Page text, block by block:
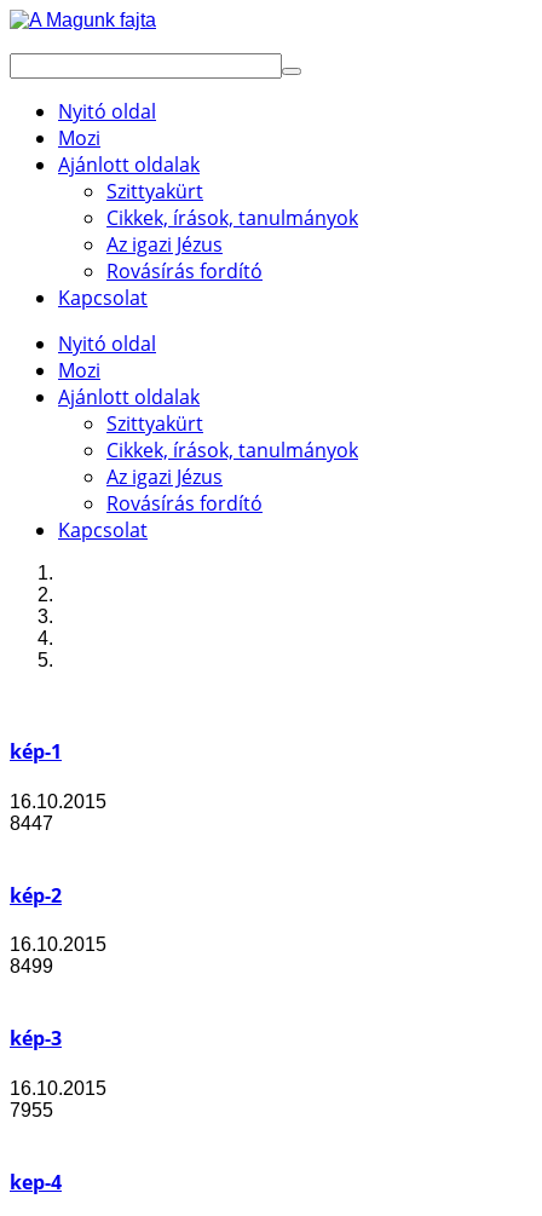
Nyitó oldal
Mozi
Ajánlott oldalak
Szittyakürt
Cikkek, írások, tanulmányok
Az igazi Jézus
Rovásírás fordító
Kapcsolat
Nyitó oldal
Mozi
Ajánlott oldalak
Szittyakürt
Cikkek, írások, tanulmányok
Az igazi Jézus
Rovásírás fordító
Kapcsolat
kép-1
16.10.2015
8447
kép-2
16.10.2015
8499
kép-3
16.10.2015
7955
kep-4